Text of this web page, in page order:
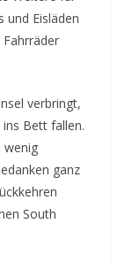
und Eisläden
verbringt,
Bett fallen.
wenig
ganz
South